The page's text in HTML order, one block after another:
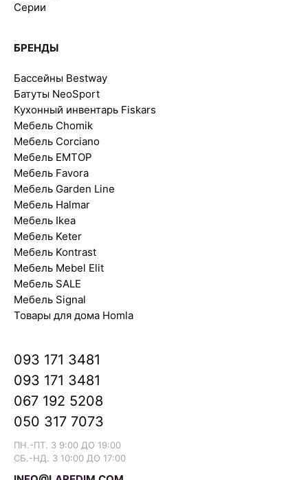
Серии
БРЕНДЫ
Бассейны Bestway
Батуты NeoSport
Кухонный инвентарь Fiskars
Мебель Chomik
Мебель Corciano
Мебель EMTOP
Мебель Favora
Мебель Garden Line
Мебель Halmar
Мебель Ikea
Мебель Keter
Мебель Kontrast
Мебель Mebel Elit
Мебель SALE
Мебель Signal
Товары для дома Homla
093 171 3481
093 171 3481
067 192 5208
050 317 7073
ПН.-ПТ. З 9:00 ДО 19:00
СБ.-НД. З 10:00 ДО 17:00